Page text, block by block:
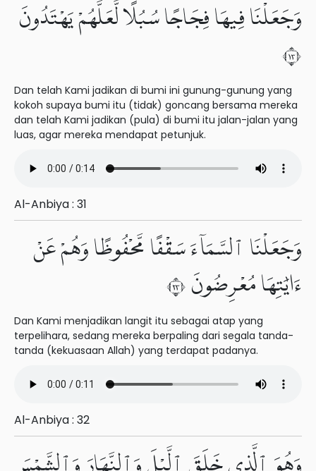
وَجَعَلْنَا فِيهَا فِجَاجًا سُبُلًا لَّعَلَّهُمْ يَهْتَدُونَ
٣١
Dan telah Kami jadikan di bumi ini gunung-gunung yang
kokoh supaya bumi itu (tidak) goncang bersama mereka
dan telah Kami jadikan (pula) di bumi itu jalan-jalan yang
luas, agar mereka mendapat petunjuk.
Al-Anbiya : 31
وَجَعَلْنَا ٱلسَّمَآءَ سَقْفًا مَّحْفُوظًا وَهُمْ عَنْ
ءَايَٰتِهَا مُعْرِضُونَ ٣٢
Dan Kami menjadikan langit itu sebagai atap yang
terpelihara, sedang mereka berpaling dari segala tanda-
tanda (kekuasaan Allah) yang terdapat padanya.
Al-Anbiya : 32